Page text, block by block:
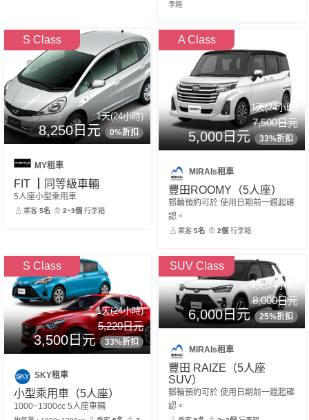
李箱
S Class
1天(24小時)
8,250日元 0%折扣
MY租車
FIT ┃同等級車輛
5人座小型乘用車
乘客5名 2~3個 行李箱
A Class
1天(24小時)
7,500日元
5,000日元 33%折扣
MIRAIs租車
豐田ROOMY（5人座）
郵輪預約可於 使用日期前一週起確
認。
乘客5名 2個 行李箱
S Class
1天(24小時)
5,220日元
3,500日元 33%折扣
SKY租車
小型乘用車（5人座）
1000~1300cc 5人座車輛
SUV Class
1天(24小時)
8,000日元
6,000日元 25%折扣
MIRAIs租車
豐田 RAIZE（5人座
SUV）
郵輪預約可於 使用日期前一週起確
認。